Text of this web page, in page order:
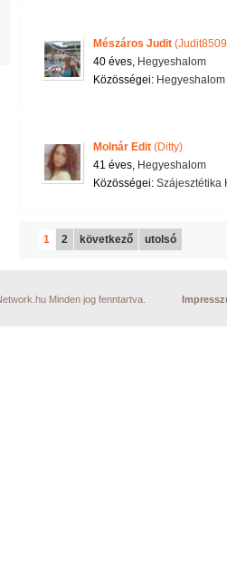
Mészáros Judit
40 éves, Hegyeshalom
Közösségei:
Molnár Edit (Ditty)
41 éves, Hegyeshalom
Közösségei: Szájesztétika
1 2 következő utolsó
Minden jog fenntartva.